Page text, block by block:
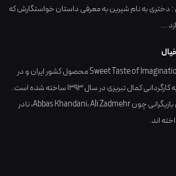
دختری به نام شیرین به معرفی داستان خواستگارش که
...
ایرانو در
کارگردانیکمال تبریزیدر سال1393ساخته شده است.
چون
Abbas Khandani،Ali Zadmehr ،نادر
اند.